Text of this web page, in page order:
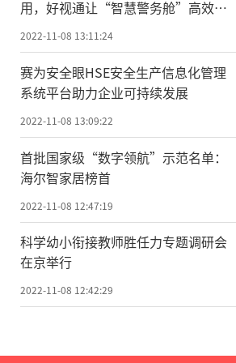
用，好视通让“智慧警务舱”高效便
民
2022-11-08 13:11:24
赛为安全眼HSE安全生产信息化管理
系统平台助力企业可持续发展
2022-11-08 13:09:22
首批国家级“数字领航”示范名单：
海尔智家居榜首
2022-11-08 12:47:19
科学幼小衔接教师胜任力专题调研会
在京举行
2022-11-08 12:42:29